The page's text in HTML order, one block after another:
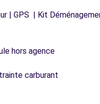
| GPS | Kit
hors agence
carburant